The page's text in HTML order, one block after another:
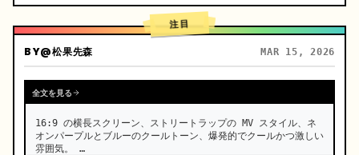
注目
BY@松果先森 MAR 15, 2026
全文を見る
16:9 の横長スクリーン、ストリートラップの MV スタイル、ネ
オンパープルとブルーのクールトーン、爆発的でクールかつ激しい
雰囲気。 …